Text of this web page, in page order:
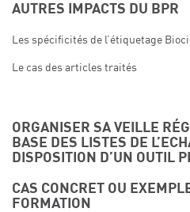
AUTRES IMPACTS DU BPR
Les spécificités de l’étiquetage
Le cas des articles traités
ORGANISER SA VEILLE
BASE DES LISTES DE
DISPOSITION D’UN OUTIL
CAS CONCRET OU
FORMATION